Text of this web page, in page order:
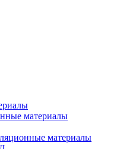
материалы
материалы